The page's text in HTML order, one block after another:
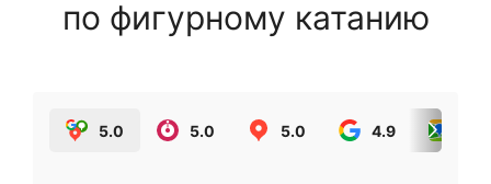
по фигурному катанию
5.0 5.0 5.0 4.9